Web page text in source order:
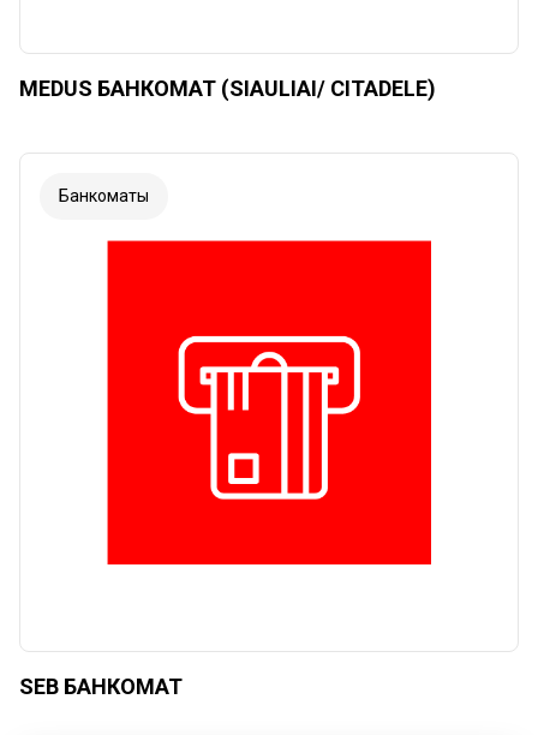
MEDUS БАНКОМАТ (SIAULIAI/ CITADELE)
Банкоматы
SEB БАНКОМАТ